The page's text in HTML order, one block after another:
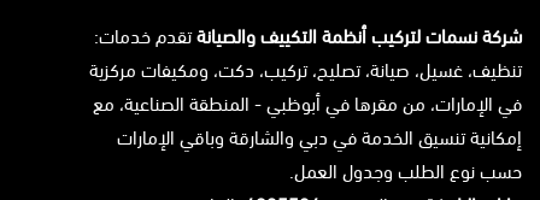
شركة نسمات لتركيب أنظمة التكييف والصيانةتقدم خدمات:
تنظيف، غسيل، صيانة، تصليح، تركيب، دكت، ومكيفات مركزية
في الإمارات، من مقرها في أبوظبي - المنطقة الصناعية، مع
إمكانية تنسيق الخدمة في دبي والشارقة وباقي الإمارات
حسب نوع الطلب وجدول العمل.